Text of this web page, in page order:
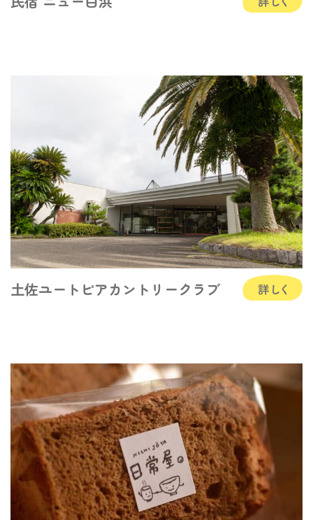
土佐ユートピアカントリークラブ